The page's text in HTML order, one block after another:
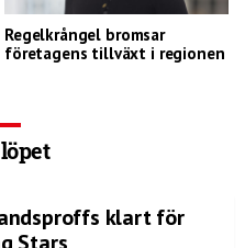
Regelkrångel bromsar
företagens tillväxt i regionen
klart för